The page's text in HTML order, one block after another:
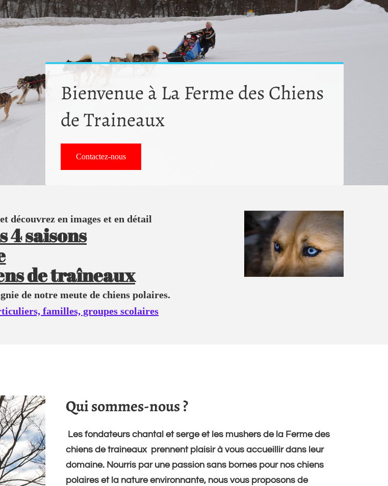
Bienvenue à La Ferme des Chiens
de Traineaux
Contactez-nous
découvrez en images et en détail
4 saisons
de traîneaux
de notre meute de chiens polaires.
familles, groupes scolaires
Qui sommes-nous ?
Les fondateurs chantal et serge et les mushers de la Ferme des
chiens de traineaux prennent plaisir à vous accueillir dans leur
domaine. Nourris par une passion sans bornes pour nos chiens
polaires et la nature environnante, nous vous proposons de